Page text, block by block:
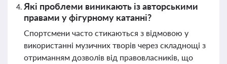
Які проблеми виникають із авторськими
правами у фігурному катанні?
Спортсмени часто стикаються з відмовою у
використанні музичних творів через складнощі з
отриманням дозволів від правовласників, що